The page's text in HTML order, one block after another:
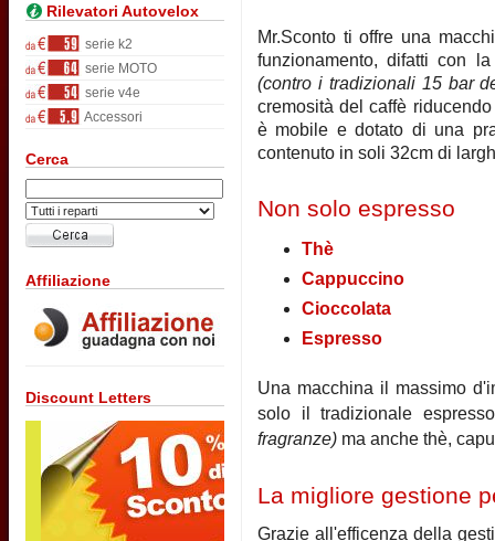
Rilevatori Autovelox
serie k2
serie MOTO
serie v4e
Accessori
Cerca
Affiliazione
Discount Letters
Mr.Sconto ti offre una
funzionamento, difatti con
(contro i tradizionali 15 bar
cremosità del caffè
è mobile e dotato di una
contenuto in soli 32cm di
Non solo espresso
Thè
Cappuccino
Cioccolata
Espresso
Una macchina il massimo
solo il tradizionale
fragranze) ma anche thè,
La migliore gestione
Grazie all'efficenza della